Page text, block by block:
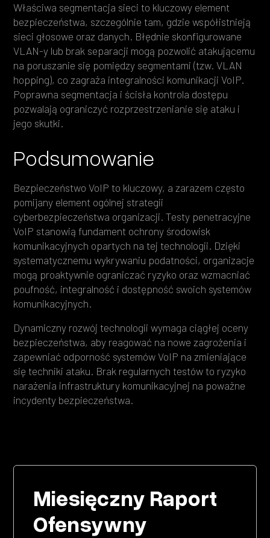
Właściwa segmentacja sieci to kluczowy element
bezpieczeństwa, szczególnie tam, gdzie współistnieją
sieci głosowe oraz danych. Błędnie skonfigurowane
VLAN-y lub brak separacji mogą pozwolić atakującemu
na poruszanie się pomiędzy segmentami (tzw. VLAN
hopping), co zagraża integralności komunikacji VoIP.
Poprawna segmentacja i ścisła kontrola dostępu
pozwalają ograniczyć rozprzestrzenianie się ataku i
jego skutki.
Podsumowanie
Bezpieczeństwo VoIP to kluczowy, a zarazem często
pomijany element ogólnej strategii
cyberbezpieczeństwa organizacji. Testy penetracyjne
VoIP stanowią fundament ochrony środowisk
komunikacyjnych opartych na tej technologii. Dzięki
systematycznemu wykrywaniu podatności, organizacje
mogą proaktywnie ograniczać ryzyko oraz wzmacniać
poufność, integralność i dostępność swoich systemów
komunikacyjnych.
Dynamiczny rozwój technologii wymaga ciągłej oceny
bezpieczeństwa, aby reagować na nowe zagrożenia i
zapewniać odporność systemów VoIP na zmieniające
się techniki ataku. Brak regularnych testów to ryzyko
narażenia infrastruktury komunikacyjnej na poważne
incydenty bezpieczeństwa.
Miesięczny Raport
Ofensywny